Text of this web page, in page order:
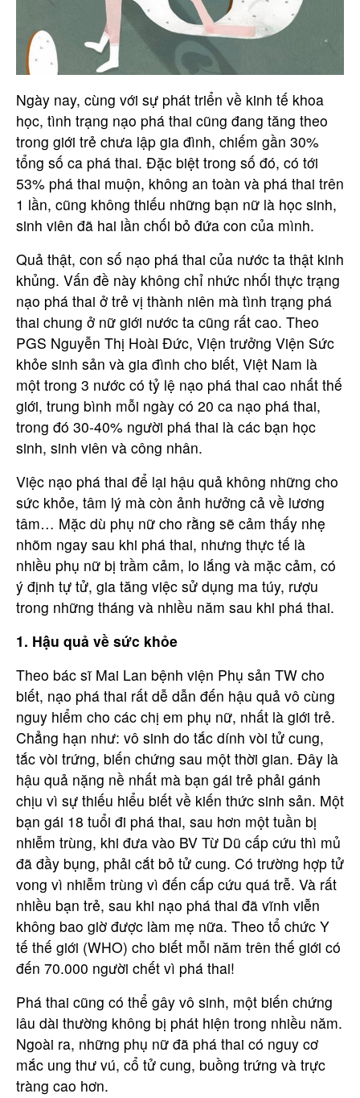
Ngày nay, cùng với sự phát triển về kinh tế khoa
học, tình trạng nạo phá thai cũng đang tăng theo
trong giới trẻ chưa lập gia đình, chiếm gần 30%
tổng số ca phá thai. Đặc biệt trong số đó, có tới
53% phá thai muộn, không an toàn và phá thai trên
1 lần, cũng không thiếu những bạn nữ là học sinh,
sinh viên đã hai lần chối bỏ đứa con của mình.
Quả thật, con số nạo phá thai của nước ta thật kinh
khủng. Vấn đề này không chỉ nhức nhối thực trạng
nạo phá thai ở trẻ vị thành niên mà tình trạng phá
thai chung ở nữ giới nước ta cũng rất cao. Theo
PGS Nguyễn Thị Hoài Đức, Viện trưởng Viện Sức
khỏe sinh sản và gia đình cho biết, Việt Nam là
một trong 3 nước có tỷ lệ nạo phá thai cao nhất thế
giới, trung bình mỗi ngày có 20 ca nạo phá thai,
trong đó 30-40% người phá thai là các bạn học
sinh, sinh viên và công nhân.
Việc nạo phá thai để lại hậu quả không những cho
sức khỏe, tâm lý mà còn ảnh hưởng cả về lương
tâm… Mặc dù phụ nữ cho rằng sẽ cảm thấy nhẹ
nhõm ngay sau khi phá thai, nhưng thực tế là
nhiều phụ nữ bị trầm cảm, lo lắng và mặc cảm, có
ý định tự tử, gia tăng việc sử dụng ma túy, rượu
trong những tháng và nhiều năm sau khi phá thai.
1. Hậu quả về sức khỏe
Theo bác sĩ Mai Lan bệnh viện Phụ sản TW cho
biết, nạo phá thai rất dễ dẫn đến hậu quả vô cùng
nguy hiểm cho các chị em phụ nữ, nhất là giới trẻ.
Chẳng hạn như: vô sinh do tắc dính vòi tử cung,
tắc vòi trứng, biến chứng sau một thời gian. Đây là
hậu quả nặng nề nhất mà bạn gái trẻ phải gánh
chịu vì sự thiếu hiểu biết về kiến thức sinh sản. Một
bạn gái 18 tuổi đi phá thai, sau hơn một tuần bị
nhiễm trùng, khi đưa vào BV Từ Dũ cấp cứu thì mủ
đã đầy bụng, phải cắt bỏ tử cung. Có trường hợp tử
vong vì nhiễm trùng vì đến cấp cứu quá trễ. Và rất
nhiều bạn trẻ, sau khi nạo phá thai đã vĩnh viễn
không bao giờ được làm mẹ nữa. Theo tổ chức Y
tế thế giới (WHO) cho biết mỗi năm trên thế giới có
đến 70.000 người chết vì phá thai!
Phá thai cũng có thể gây vô sinh, một biến chứng
lâu dài thường không bị phát hiện trong nhiều năm.
Ngoài ra, những phụ nữ đã phá thai có nguy cơ
mắc ung thư vú, cổ tử cung, buồng trứng và trực
tràng cao hơn.